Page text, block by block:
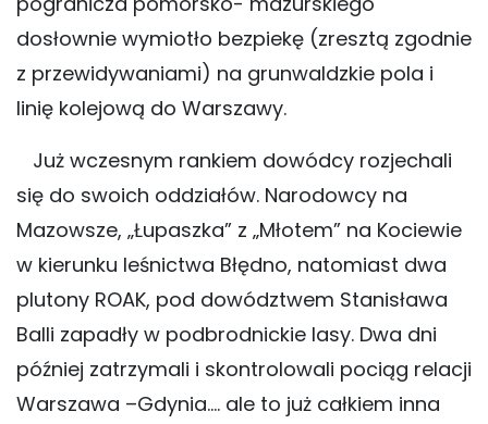
dosłownie wymiotło bezpiekę (zresztą zgodnie
z przewidywaniami) na grunwaldzkie pola i
linię kolejową do Warszawy.
Już wczesnym rankiem dowódcy rozjechali
się do swoich oddziałów. Narodowcy na
Mazowsze, „Łupaszka” z „Młotem” na Kociewie
w kierunku leśnictwa Błędno, natomiast dwa
plutony ROAK, pod dowództwem Stanisława
Balli zapadły w podbrodnickie lasy. Dwa dni
później zatrzymali i skontrolowali pociąg relacji
Warszawa –Gdynia…. ale to już całkiem inna